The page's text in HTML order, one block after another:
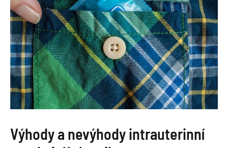
Výhody a nevýhody intrauterinní